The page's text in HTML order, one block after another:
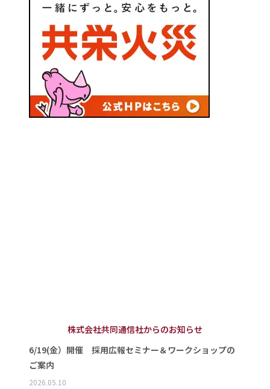
株式会社共同通信社からのお知らせ
6/19(金）開催 採用広報セミナー＆ワークショップの
ご案内
2026.05.10